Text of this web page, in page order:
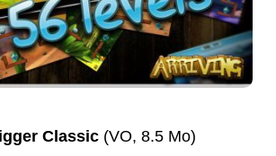
Classic (VO, 8.5 Mo)